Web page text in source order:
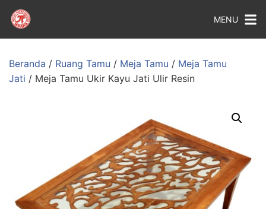
MENU
Beranda / Ruang Tamu / Meja Tamu / Meja Tamu
Jati / Meja Tamu Ukir Kayu Jati Ulir Resin